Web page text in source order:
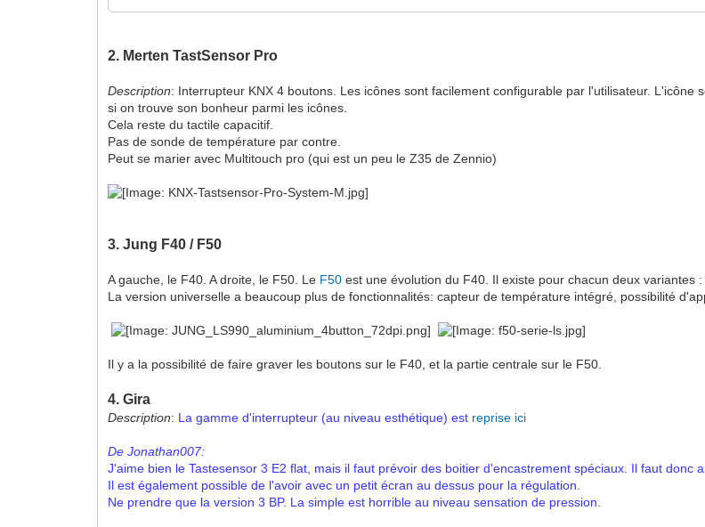
2. Merten TastSensor Pro
Description: Interrupteur KNX 4 boutons. Les icônes sont facilement configurable par l'utilisateur.
si on trouve son bonheur parmi les icônes.
Cela reste du tactile capacitif.
Pas de sonde de température par contre.
Peut se marier avec Multitouch pro (qui est un peu le Z35 de Zennio)
3. Jung F40 / F50
A gauche, le F40. A droite, le F50. Le F50 est une évolution du F40. Il existe pour chacun deux variantes
La version universelle a beaucoup plus de fonctionnalités: capteur de température intégré, possibilité
Il y a la possibilité de faire graver les boutons sur le F40, et la partie centrale sur le F50.
4. Gira
Description: La gamme d'interrupteur (au niveau esthétique) est reprise ici
De Jonathan007:
J'aime bien le Tastesensor 3 E2 flat, mais il faut prévoir des boitier d'encastrement spéciaux. Il faut donc
Il est également possible de l'avoir avec un petit écran au dessus pour la régulation.
Ne prendre que la version 3 BP. La simple est horrible au niveau sensation de pression.